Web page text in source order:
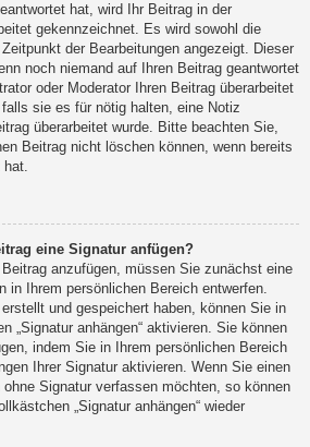
hat, wird Ihr Beitrag in der
gekennzeichnet. Es wird sowohl die
der Bearbeitungen angezeigt. Dieser
noch niemand auf Ihren Beitrag geantwortet
oder Moderator Ihren Beitrag überarbeitet
sie es für nötig halten, eine Notiz
überarbeitet wurde. Bitte beachten Sie,
Beitrag nicht löschen können, wenn bereits
hat.
eine Signatur anfügen?
anzufügen, müssen Sie zunächst eine
in Ihrem persönlichen Bereich entwerfen.
und gespeichert haben, können Sie in
„Signatur anhängen“ aktivieren. Sie können
indem Sie in Ihrem persönlichen Bereich
Ihrer Signatur aktivieren. Wenn Sie einen
Signatur verfassen möchten, so können
„Signatur anhängen“ wieder